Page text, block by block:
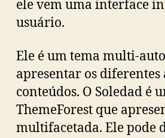
ele vem uma interface
usuário.
Ele é um tema multi-
apresentar os diferentes
conteúdos. O Soledad é
ThemeForest que
multifacetada. Ele pode